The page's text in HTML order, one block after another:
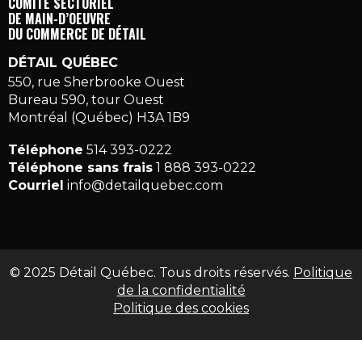
DE MAIN-D’OEUVRE
DU COMMERCE DE DÉTAIL
DÉTAIL QUÉBEC
550, rue Sherbrooke Ouest
Bureau 590, tour Ouest
Montréal (Québec) H3A 1B9
Téléphone 514 393-0222
Téléphone sans frais 1 888 393-0222
Courriel info@detailquebec.com
© 2025 Détail Québec. Tous droits réservés. Politique
de la confidentialité
Politique des cookies